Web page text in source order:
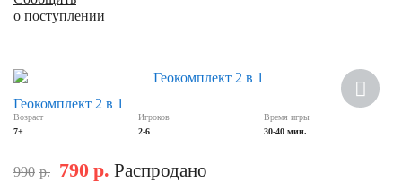
о поступлении
Геокомплект 2 в 1
Возраст
7+
Игроков
2-6
Время игры
30-40 мин.
990 р. 790 р. Распродано